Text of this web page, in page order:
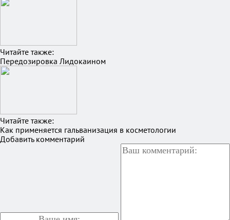
Читайте также:
Передозировка Лидокаином
Читайте также:
Как применяется гальванизация в косметологии
Добавить комментарий